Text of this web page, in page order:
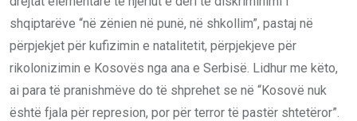
shqiptarëve “në zënien në punë, në shkollim”, pastaj në
përpjekjet për kufizimin e natalitetit, përpjekjeve për
rikolonizimin e Kosovës nga ana e Serbisë. Lidhur me këto,
ai para të pranishmëve do të shprehet se në “Kosovë nuk
është fjala për represion, por për terror të pastër shtetëror”.